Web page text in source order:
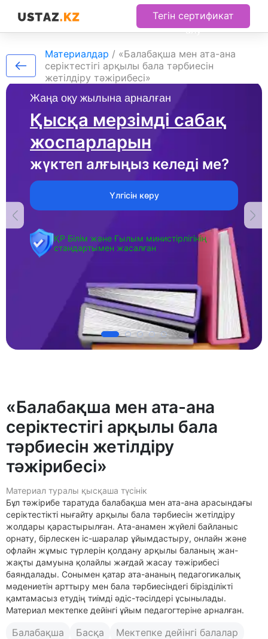
Тегін сертификат
алу
Жаңа оқу жылына арналған
Қысқа мерзімді сабақ
жоспарларын
жүктеп алғыңыз келеді ме?
Үлгісін көру
ҚР Білім және Ғылым министірлігінің
стандартымен жасалған
Материалдар / «Балабақша мен ата-ана
серіктестігі арқылы бала тәрбиесін
жетілдіру тәжірибесі»
«Балабақша мен ата-ана
серіктестігі арқылы бала
тәрбиесін жетілдіру
тәжірибесі»
Материал туралы қысқаша түсінік
Бұл тәжірибе таратуда балабақша мен ата-ана арасындағы
серіктестікті нығайту арқылы бала тәрбиесін жетілдіру
жолдары қарастырылған. Ата-анамен жүйелі байланыс
орнату, бірлескен іс-шаралар ұйымдастыру, онлайн және
офлайн жұмыс түрлерін қолдану арқылы баланың жан-
жақты дамуына қолайлы жағдай жасау тәжірибесі
баяндалады. Сонымен қатар ата-ананың педагогикалық
мәдениетін арттыру мен бала тәрбиесіндегі бірізділікті
қамтамасыз етудің тиімді әдіс-тәсілдері ұсынылады.
Материал мектепке дейінгі ұйым педагогтеріне арналған.
Балабақша Басқа Мектепке дейінгі балалар